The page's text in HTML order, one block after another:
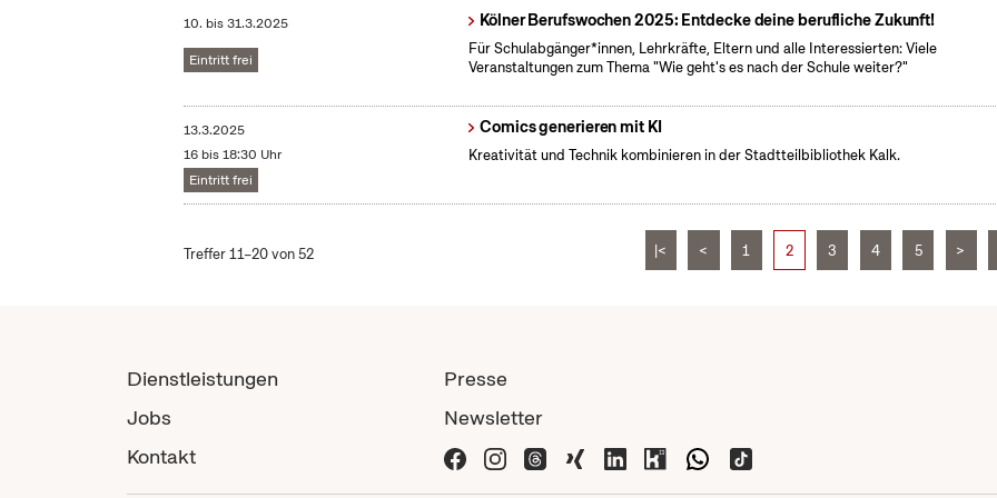
10. bis31.3.2025
Eintritt frei
Kölner Berufswochen 2025: Entdecke deine berufliche Zukunft!
Für Schulabgänger*innen, Lehrkräfte, Eltern und alle Interessierten: Viele
Veranstaltungen zum Thema "Wie geht's es nach der Schule weiter?"
13.3.2025
16 bis 18:30 Uhr
Eintritt frei
Comics generieren mit KI
Kreativität und Technik kombinieren in der Stadtteilbibliothek Kalk.
Treffer 11–20 von 52 |< < 1 2 3 4 5 >
Dienstleistungen
Jobs
Kontakt
Presse
Newsletter